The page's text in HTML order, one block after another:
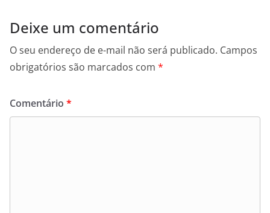
Deixe um comentário
O seu endereço de e-mail não será publicado. Campos
obrigatórios são marcados com *
Comentário *